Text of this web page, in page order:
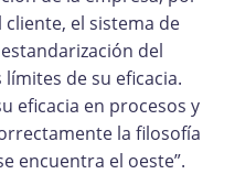
el sistema de
del
de su eficacia.
eficacia en procesos y
la filosofía
encuentra el oeste”.